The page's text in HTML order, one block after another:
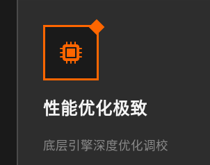
性能优化极致
底层引擎深度优化调校